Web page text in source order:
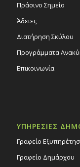
Πράσινο Σημείο
Άδειες
Διατήρηση Σκύλου
Προγράμματα
Επικοινωνία
ΥΠΗΡΕΣΙΕΣ
Γραφείο
Γραφείο Δημάρχου